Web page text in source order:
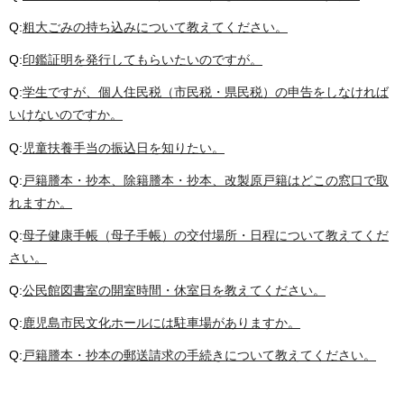
Q:粗大ごみの持ち込みについて教えてください。
Q:印鑑証明を発行してもらいたいのですが。
Q:学生ですが、個人住民税（市民税・県民税）の申告をしなければ
いけないのですか。
Q:児童扶養手当の振込日を知りたい。
Q: 戸籍謄本・抄本、除籍謄本・抄本、改製原戸籍はどこの窓口で取
れますか。
Q:母子健康手帳（母子手帳）の交付場所・日程について教えてくだ
さい。
Q:公民館図書室の開室時間・休室日を教えてください。
Q:鹿児島市民文化ホールには駐車場がありますか。
Q:戸籍謄本・抄本の郵送請求の手続きについて教えてください。